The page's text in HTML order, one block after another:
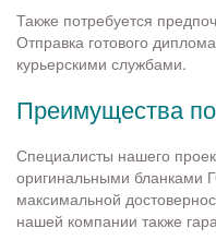
Также потребуется
Отправка готового
курьерскими службами.
Преимущества
Специалисты нашего
оригинальными бланками
максимальной
нашей компании также